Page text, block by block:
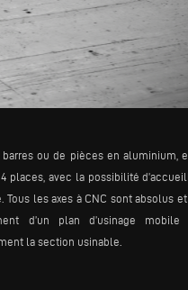
ou de pièces en aluminium,
places, avec la possibilité
les axes à CNC sont absolus
d’un plan d’usinage
la section usinable.